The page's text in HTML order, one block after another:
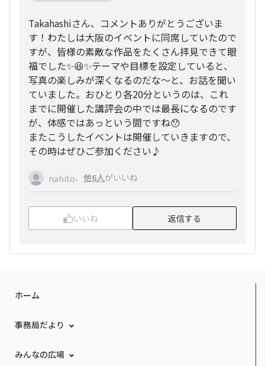
Takahashiさん、コメントありがとうございま
す！わたしは大阪のイベントに同席していたので
すが、皆様の素敵な作品をたくさん拝見できて眼
福でした✨😆✨テーマや目標を設定していると、
写真の楽しみが深くなるのだな～と、お話を聞い
ていました。おひとり各20分というのは、これ
までに開催した講評会の中では最長になるのです
が、体感ではあっという間ですね😯
またこうしたイベントは開催していきますので、
その時はぜひご参加ください♪
nahito、 他6人がいいね
いいね 返信する
ホーム
事務局だより
みんなの広場